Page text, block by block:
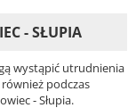
- SŁUPIA
wystąpić utrudnienia
podczas
- Słupia.